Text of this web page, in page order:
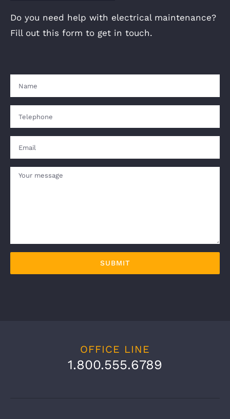
Do you need help with electrical maintenance?
Fill out this form to get in touch.
OFFICE LINE
1.800.555.6789